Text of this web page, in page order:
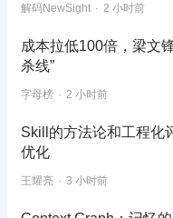
解码NewSight 2 小时前
成本拉低100倍，梁文
杀线”
字母榜 2 小时前
Skill的方法论和工程化
优化
王耀亮 3 小时前